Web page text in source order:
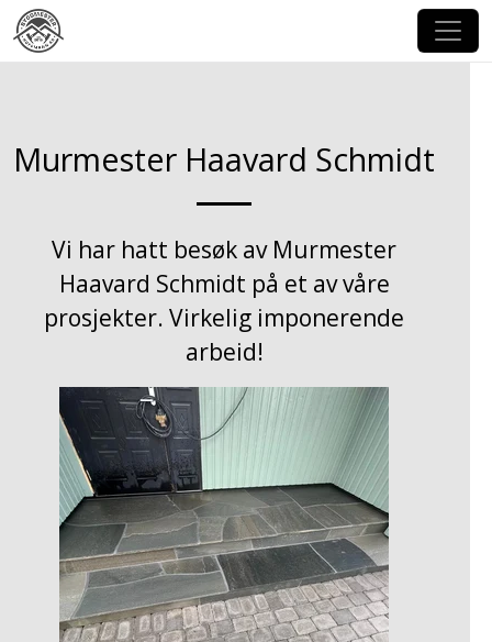
Murmester Haavard Schmidt
Vi har hatt besøk av Murmester
Haavard Schmidt på et av våre
prosjekter. Virkelig imponerende
arbeid!